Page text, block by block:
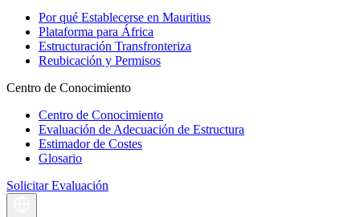
Por qué Establecerse en Mauritius
Plataforma para África
Estructuración Transfronteriza
Reubicación y Permisos
Centro de Conocimiento
Centro de Conocimiento
Evaluación de Adecuación de Estructura
Estimador de Costes
Glosario
Solicitar Evaluación